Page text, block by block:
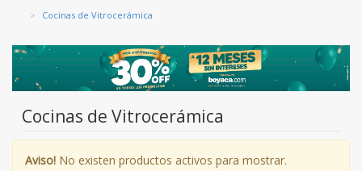
> Cocinas de Vitrocerámica
Cocinas de Vitrocerámica
Aviso! No existen productos activos para mostrar.